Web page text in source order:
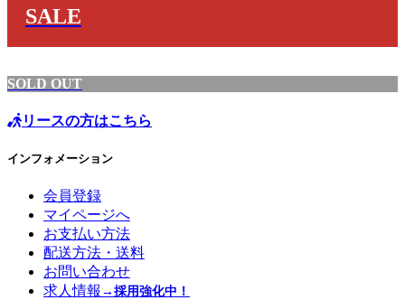
SALE
SOLD OUT
リースの方はこちら
インフォメーション
会員登録
マイページへ
お支払い方法
配送方法・送料
お問い合わせ
求人情報 →採用強化中！